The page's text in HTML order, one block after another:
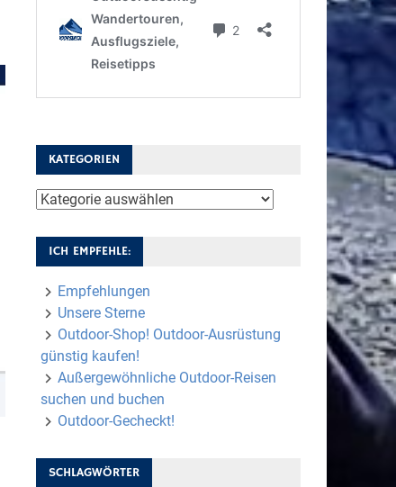
KATEGORIEN
Kategorien
ICH EMPFEHLE:
Empfehlungen
Unsere Sterne
Outdoor-Shop! Outdoor-Ausrüstung
günstig kaufen!
Außergewöhnliche Outdoor-Reisen
suchen und buchen
Outdoor-Gecheckt!
SCHLAGWÖRTER